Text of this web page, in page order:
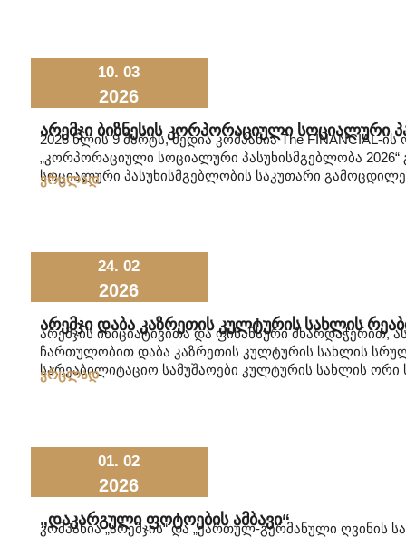
10. 03
2026
Არემჯი Ბიზნესის Კორპორაციული Სოციალური
2026 წლის 9 მარტს, მედია კომპანია The FINANCIAL-
„კორპორაციული სოციალური პასუხისმგებლობა
სოციალური პასუხისმგებლობის საკუთარი
ვრცლად
24. 02
2026
Არემჯი Დაბა Კაზრეთის Კულტურის Სახლის
არემჯის ინიციატივითა და ფინანსური მხარდაჭერით,
ჩართულობით დაბა კაზრეთის კულტურის სახლის
სარეაბილიტაციო სამუშაოები კულტურის სახლის ორი
ვრცლად
01. 02
2026
„დაკარგული Ფოტოების Ამბავი“
კომპანია „არემჯის“ და „ქართულ-გერმანული ღვინის